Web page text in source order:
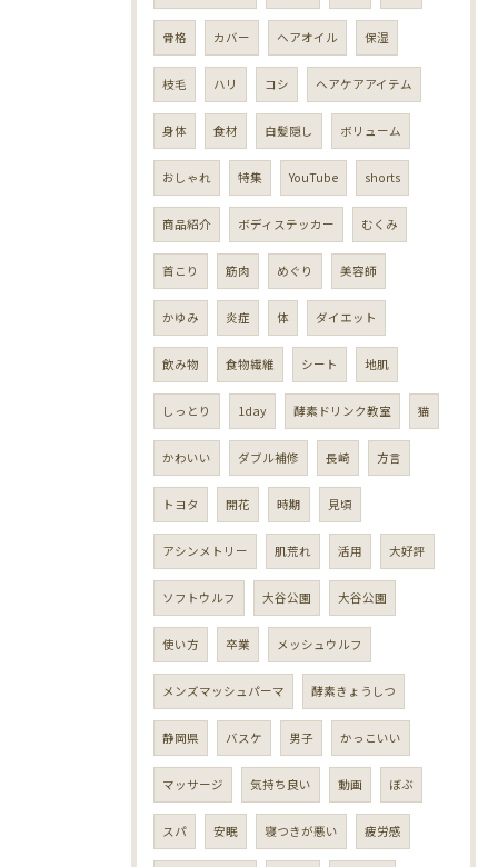
骨格 カバー ヘアオイル 保湿
枝毛 ハリ コシ ヘアケアアイテム
身体 食材 白髪隠し ボリューム
おしゃれ 特集 YouTube shorts
商品紹介 ボディステッカー むくみ
首こり 筋肉 めぐり 美容師
かゆみ 炎症 体 ダイエット
飲み物 食物繊維 シート 地肌
しっとり 1day 酵素ドリンク教室 猫
かわいい ダブル補修 長崎 方言
トヨタ 開花 時期 見頃
アシンメトリー 肌荒れ 活用 大好評
ソフトウルフ 大谷公園 大谷公園
使い方 卒業 メッシュウルフ
メンズマッシュパーマ 酵素きょうしつ
静岡県 バスケ 男子 かっこいい
マッサージ 気持ち良い 動画 ぼぶ
スパ 安眠 寝つきが悪い 疲労感